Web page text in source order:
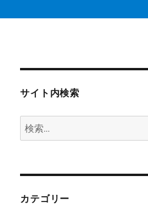
サイト内検索
検
索:
カテゴリー